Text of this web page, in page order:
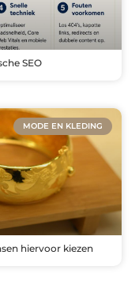
SEO
MODE EN KLEDING
hiervoor kiezen